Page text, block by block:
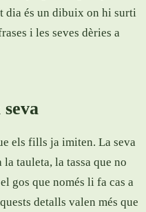
dia és un dibuix on hi surti
i les seves dèries a
els fills ja imiten. La seva
tauleta, la tassa que no
gos que només li fa cas a
detalls valen més que